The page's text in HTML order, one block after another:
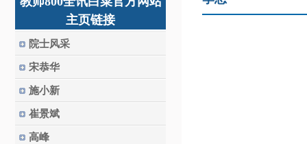
主页链接
院士风采
宋恭华
施小新
崔景斌
高峰